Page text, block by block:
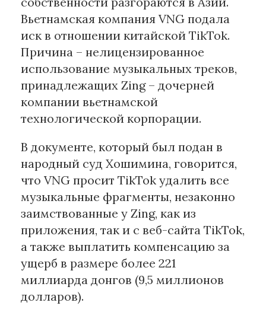
Материалы партнеров
Artists / Художники.РФ
n'RIS
Смотрите нас в соцсетях и мессенджерах
Вьетнамская компания VNG подала
иск в отношении китайской TikTok.
Причина – нелицензированное
использование музыкальных треков,
принадлежащих Zing – дочерней
компании вьетнамской
технологической корпорации.
В документе, который был подан в
народный суд Хошимина, говорится,
что VNG просит TikTok удалить все
музыкальные фрагменты, незаконно
заимствованные у Zing, как из
приложения, так и с веб-сайта TikTok,
а также выплатить компенсацию за
ущерб в размере более 221
миллиарда донгов (9,5 миллионов
долларов).